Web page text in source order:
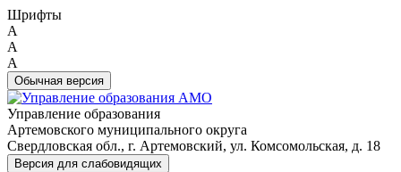
Шрифты
A
A
A
Обычная версия
Управление образования
Артемовского муниципального округа
Свердловская обл., г. Артемовский, ул. Комсомольская, д. 18
Версия для слабовидящих